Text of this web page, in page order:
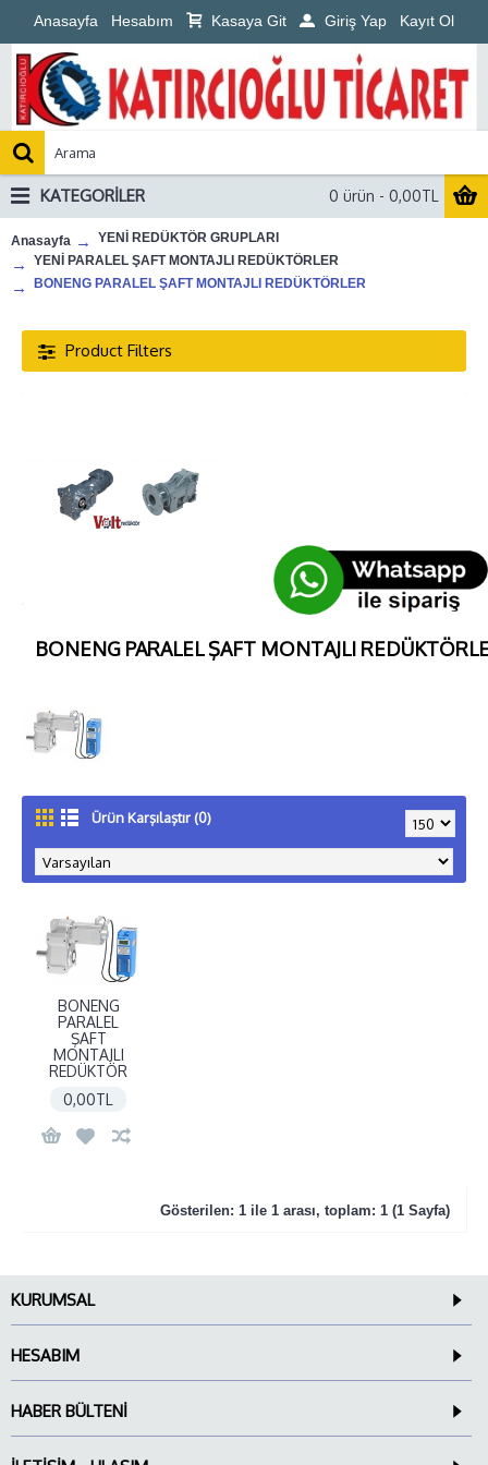
Anasayfa Hesabım Kasaya Git Giriş Yap Kayıt Ol
0 ürün - 0,00TL
KATEGORILER
Anasayfa
YENİ REDÜKTÖR GRUPLARI
YENİ PARALEL ŞAFT MONTAJLI REDÜKTÖRLER
BONENG PARALEL ŞAFT MONTAJLI REDÜKTÖRLER
Product Filters
BONENG PARALEL ŞAFT MONTAJLI
Ürün Karşılaştır (0)
BONENG
PARALEL
ŞAFT
MONTAJLI
REDÜKTÖR
0,00TL
Gösterilen: 1 ile 1 arası, toplam: 1 (1 Sayfa)
KURUMSAL
HESABIM
HABER BÜLTENI